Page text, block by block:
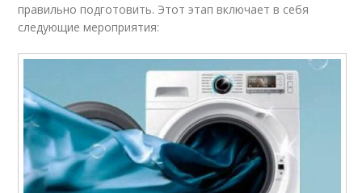
правильно подготовить. Этот этап включает в себя
следующие мероприятия: